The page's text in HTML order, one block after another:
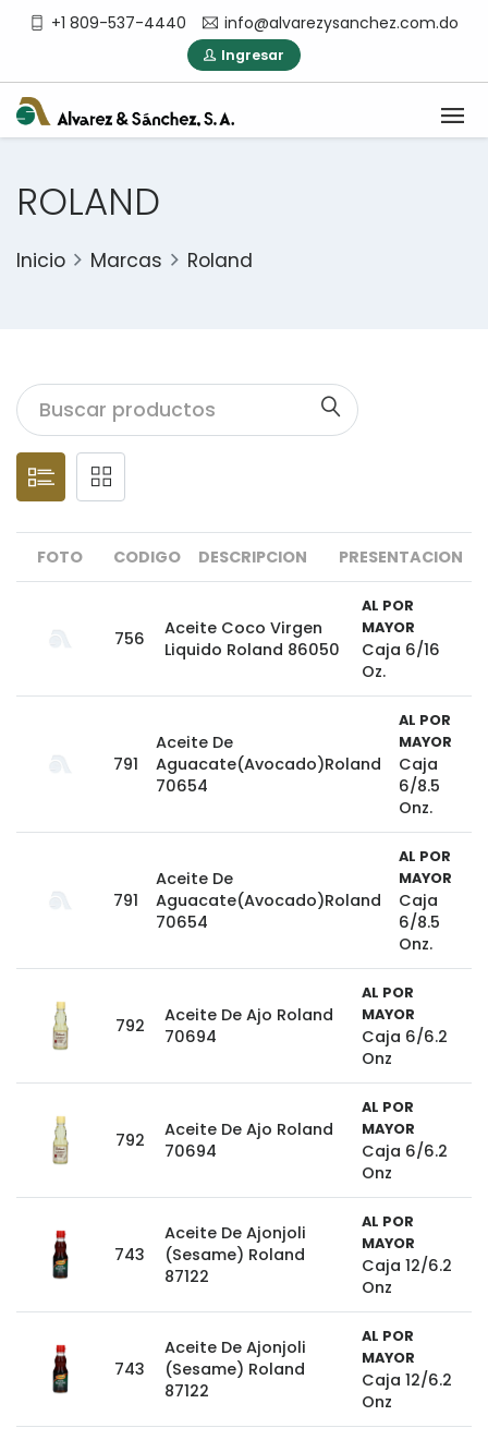
+1 809-537-4440 info@alvarezysanchez.com.do
Ingresar
ROLAND
Inicio Marcas Roland
FOTO CODIGO DESCRIPCION PRESENTACION
756
Aceite Coco Virgen
Liquido Roland 86050
AL POR
MAYOR
Caja 6/16
Oz.
791
Aceite De
Aguacate(Avocado)Roland
70654
AL POR
MAYOR
Caja
6/8.5
Onz.
791
Aceite De
Aguacate(Avocado)Roland
70654
AL POR
MAYOR
Caja
6/8.5
Onz.
792
Aceite De Ajo Roland
70694
AL POR
MAYOR
Caja 6/6.2
Onz
792
Aceite De Ajo Roland
70694
AL POR
MAYOR
Caja 6/6.2
Onz
743
Aceite De Ajonjoli
(Sesame) Roland
87122
AL POR
MAYOR
Caja 12/6.2
Onz
743
Aceite De Ajonjoli
(Sesame) Roland
87122
AL POR
MAYOR
Caja 12/6.2
Onz